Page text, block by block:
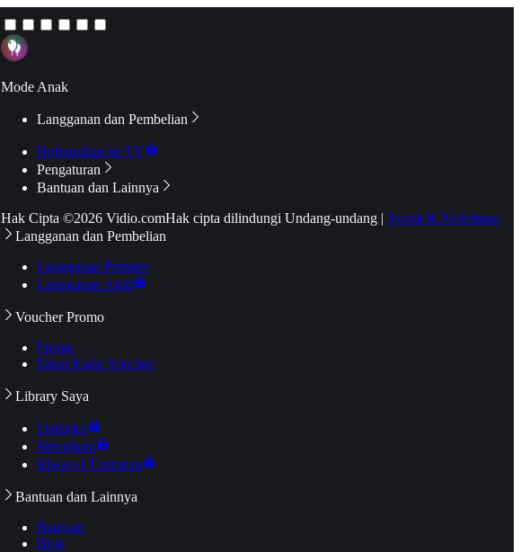
Mode Anak
Langganan dan Pembelian
Hubungkan ke TV
Pengaturan
Bantuan dan Lainnya
Hak Cipta ©2026 Vidio.comHak cipta dilindungi Undang-undang | Syarat & Ketentuan
Langganan dan Pembelian
Langganan Premier
Langganan Aktif
Voucher Promo
Promo
Pakai Kode Voucher
Library Saya
Daftarku
Mengikuti
Riwayat Tontonan
Bantuan dan Lainnya
Bantuan
Blog